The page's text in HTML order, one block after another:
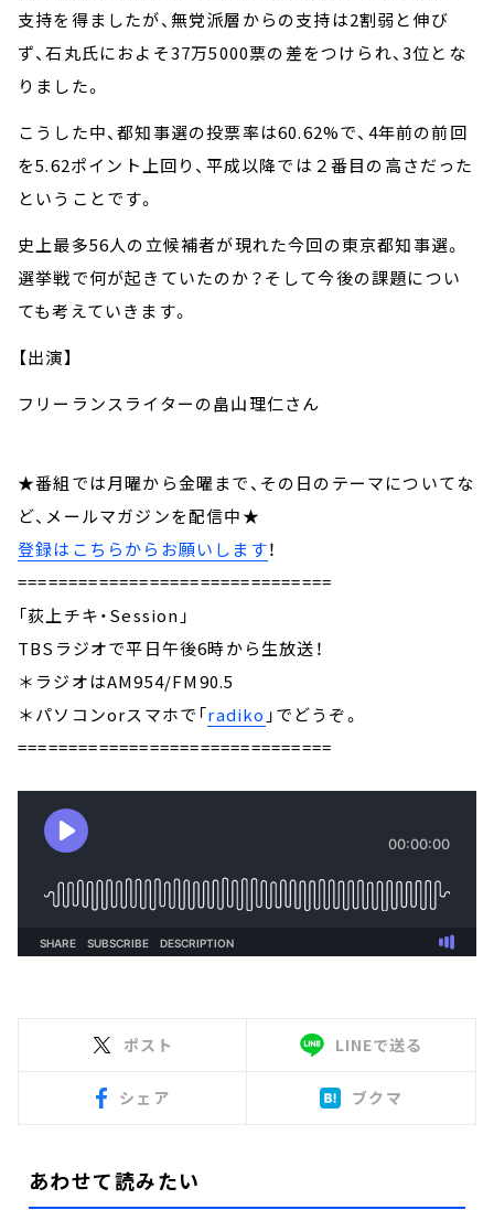
支持を得ましたが、無党派層からの支持は2割弱と伸び
ず、石丸氏におよそ37万5000票の差をつけられ、3位とな
りました。
こうした中、都知事選の投票率は60.62%で、4年前の前回
を5.62ポイント上回り、平成以降では２番目の高さだった
ということです。
史上最多56人の立候補者が現れた今回の東京都知事選。
選挙戦で何が起きていたのか？そして今後の課題につい
ても考えていきます。
【出演】
フリーランスライターの畠山理仁さん
★番組では月曜から金曜まで、その日のテーマについてな
ど、メールマガジンを配信中★
登録はこちらからお願いします！
===============================
「荻上チキ・Session」
TBSラジオで平日午後6時から生放送！
＊ラジオはAM954/FM90.5
＊パソコンorスマホで「radiko 」でどうぞ。
===============================
ポスト LINEで送る
シェア ブクマ
あわせて読みたい